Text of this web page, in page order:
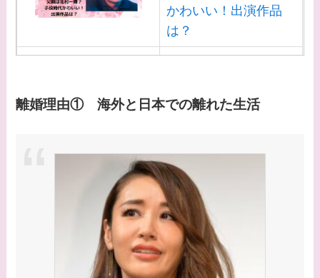
【画像】柴咲コウと似
てる女優３選！結婚し
て旦那がいる？北海道
【画像】中谷美紀と似
のきっかけ・効果は？
かわいい！出演作品
は？
郎との関係は？ジャニ
【画像】山田裕貴の家
系図・家族構成は？嫁
西野七瀬との馴れ初め
や現在の活動は？
【画像】平子理沙と似
てる有名人３選！ヒア
離婚理由① 海外と日本での離れた生活